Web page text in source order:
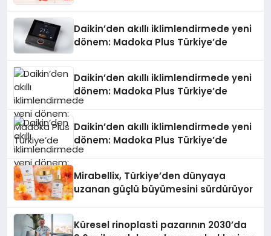
Daikin’den akıllı iklimlendirmede yeni
dönem: Madoka Plus Türkiye’de
Daikin’den akıllı iklimlendirmede yeni
dönem: Madoka Plus Türkiye’de
Daikin’den akıllı iklimlendirmede yeni
dönem: Madoka Plus Türkiye’de
Mirabellix, Türkiye’den dünyaya
uzanan güçlü büyümesini sürdürüyor
Küresel rinoplasti pazarının 2030’da